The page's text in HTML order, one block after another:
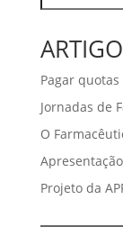
Pagar
Jornadas de
O
Projeto da